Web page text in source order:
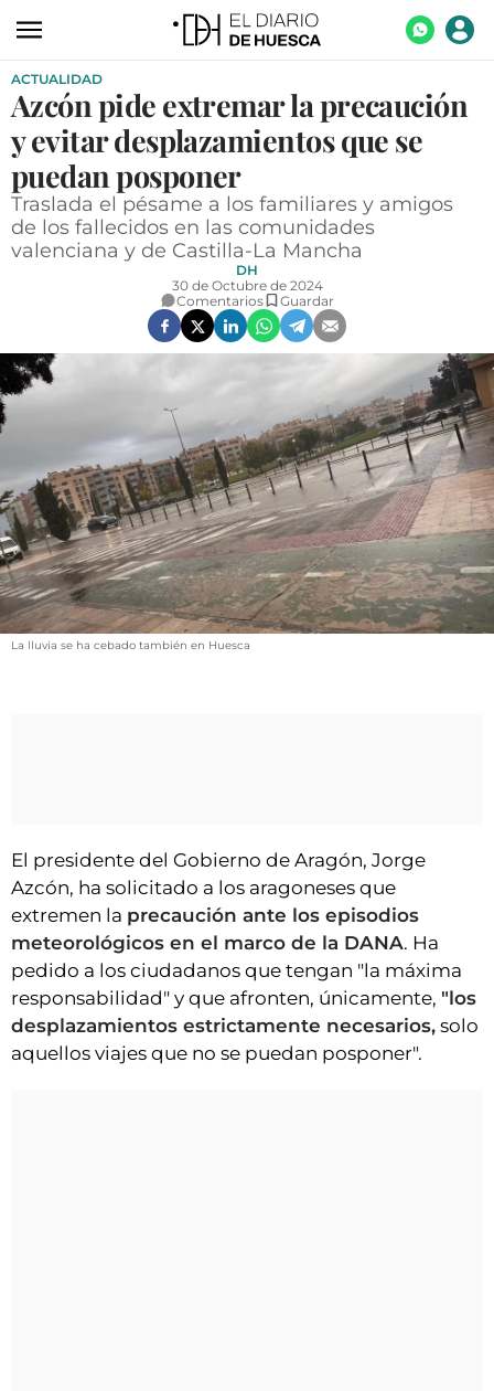
ACTUALIDAD
ECONOMÍA
TECNOLOGÍA
TURISMO
AGROALIMENTACIÓN
SOCIEDAD
VÍDEOS
CONTACTAR
FIESTAS EN EL ALTO ARAGÓN
FIESTAS DE SAN LORENZO
CLUB DEL AMIGO MILITANTE
INICIAR SESIÓN
ACTUALIDAD
Azcón pide extremar la precaución
y evitar desplazamientos que se
puedan posponer
Traslada el pésame a los familiares y amigos
de los fallecidos en las comunidades
valenciana y de Castilla-La Mancha
DH
30 de Octubre de 2024
Comentarios
Guardar
La lluvia se ha cebado también en Huesca
El presidente del Gobierno de Aragón, Jorge
Azcón, ha solicitado a los aragoneses que
extremen la precaución ante los episodios
meteorológicos en el marco de la DANA. Ha
pedido a los ciudadanos que tengan "la máxima
responsabilidad" y que afronten, únicamente, "los
desplazamientos estrictamente necesarios, solo
aquellos viajes que no se puedan posponer".